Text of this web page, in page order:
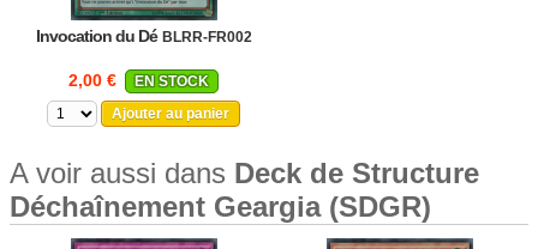
Invocation du Dé BLRR-FR002
2,00 €
EN STOCK
Ajouter au panier
A voir aussi dans Deck de Structure
Déchaînement Geargia (SDGR)